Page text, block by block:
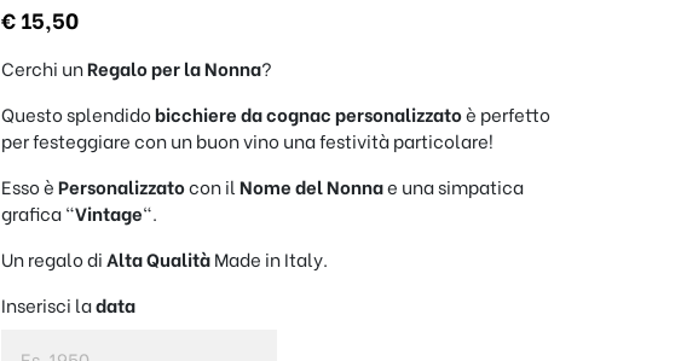
€15,50
Cerchi unRegalo per la Nonna?
Questo splendidobicchiere da cognac personalizzatoè perfetto
per festeggiare con un buon vino una festività particolare!
Esso èPersonalizzatocon ilNome del Nonnae una simpatica
grafica “Vintage“.
Un regalo diAlta QualitàMade in Italy.
Inserisci ladata